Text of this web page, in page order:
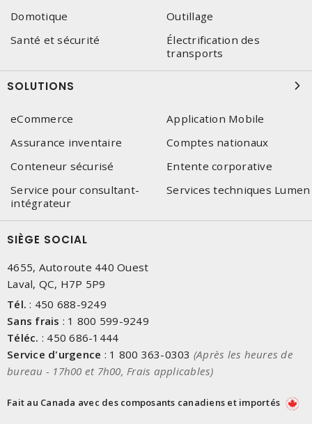
Domotique
Outillage
Santé et sécurité
Électrification des
transports
SOLUTIONS
eCommerce
Application Mobile
Assurance inventaire
Comptes nationaux
Conteneur sécurisé
Entente corporative
Service pour consultant-
intégrateur
Services techniques Lumen
SIÈGE SOCIAL
4655, Autoroute 440 Ouest
Laval, QC, H7P 5P9
Tél. : 450 688-9249
Sans frais : 1 800 599-9249
Téléc. : 450 686-1444
Service d'urgence : 1 800 363-0303 (Après les heures de
bureau - 17h00 et 7h00, Frais applicables)
Fait au Canada avec des composants canadiens et importés